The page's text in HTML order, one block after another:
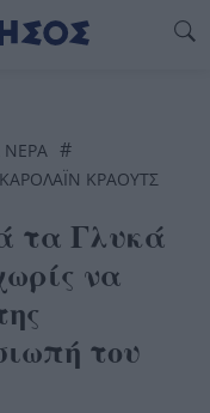
ΝΕΡΑ #
ΚΑΡΟΛΆΙΝ ΚΡΆΟΥΤΣ
τα Γλυκά
να
του